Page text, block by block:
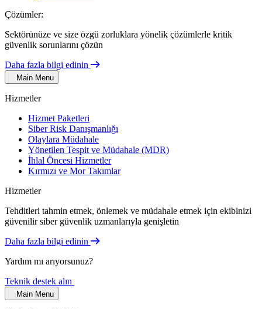
Çözümler:
Sektörünüze ve size özgü zorluklara yönelik çözümlerle kritik
güvenlik sorunlarını çözün
Daha fazla bilgi edinin
Main Menu
Hizmetler
Hizmet Paketleri
Siber Risk Danışmanlığı
Olaylara Müdahale
Yönetilen Tespit ve Müdahale (MDR)
İhlal Öncesi Hizmetler
Kırmızı ve Mor Takımlar
Hizmetler
Tehditleri tahmin etmek, önlemek ve müdahale etmek için ekibinizi
güvenilir siber güvenlik uzmanlarıyla genişletin
Daha fazla bilgi edinin
Yardım mı arıyorsunuz?
Teknik destek alın
Main Menu